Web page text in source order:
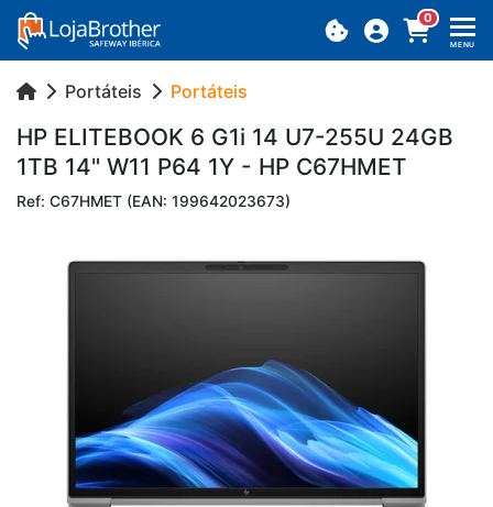
0
MENU
Portáteis Portáteis
HP ELI­TE­BOOK 6 G1i 14 U7-255U 24GB
1TB 14" W11 P64 1Y - HP C67HMET
Ref: C67HMET (EAN: 199642023673)
Previous